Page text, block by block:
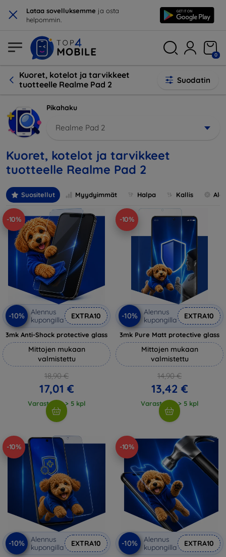
× Lataa sovelluksemme ja osta
helpommin.
0
Kuoret, kotelot ja tarvikkeet
tuotteelle Realme Pad 2
Suodatin
Pikahaku
Realme Pad 2
Kuoret, kotelot ja tarvikkeet
tuotteelle Realme Pad 2
Suositellut Myydyimmät Halpa Kallis
-10%
-10%
Alennus
kupongilla
EXTRA10
3mk Anti-Shock protective glass
Mittojen mukaan
valmistettu
18,90 €
17,01 €
Varastossa > 5 kpl
-10%
-10%
Alennus
kupongilla
EXTRA10
3mk Pure Matt protective glass
Mittojen mukaan
valmistettu
14,90 €
13,42 €
Varastossa > 5 kpl
-10%
-10%
Alennus
kupongilla
EXTRA10
-10%
-10%
Alennus
kupongilla
EXTRA10